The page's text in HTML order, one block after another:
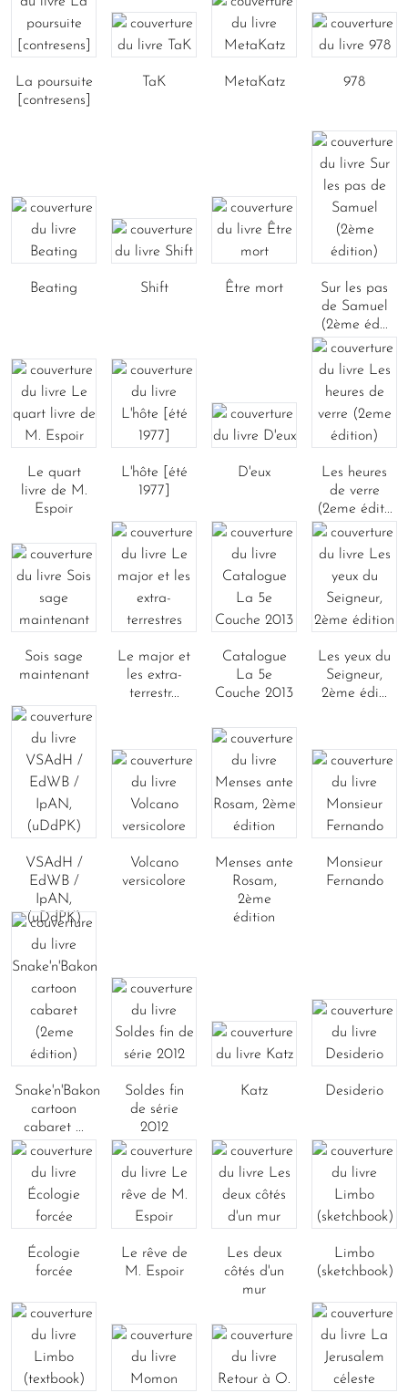
La poursuite
[contresens]
TaK MetaKatz 978
Beating Shift Être mort
Sur les pas
de Samuel
(2ème éd...
Le quart
livre de M.
Espoir
L'hôte [été
1977]
D'eux
Les heures
de verre
(2eme édit...
Sois sage
maintenant
Le major et
les extra-
terrestr...
Catalogue
La 5e
Couche 2013
Les yeux du
Seigneur,
2ème édi...
VSAdH /
EdWB /
IpAN,
(uDdPK)
Volcano
versicolore
Menses ante
Rosam,
2ème
édition
Monsieur
Fernando
Snake'n'Bakon
cartoon
cabaret ...
Soldes fin
de série
2012
Katz Desiderio
Écologie
forcée
Le rêve de
M. Espoir
Les deux
côtés d'un
mur
Limbo
(sketchbook)